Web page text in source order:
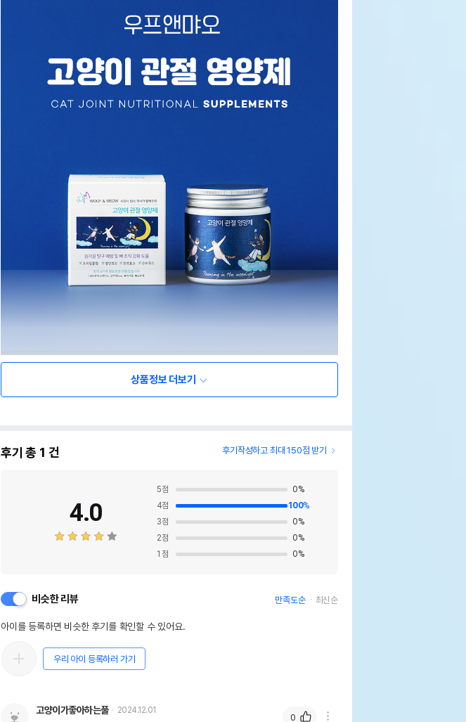
상품정보 더보기
후기 총 1 건 후기작성하고 최대 150점 받기
4.0
5점 0%
4점 100%
3점 0%
2점 0%
1 점 0%
비슷한 리뷰 만족도순 최신순
아이를 등록하면 비슷한 후기를 확인할 수 있어요.
우리 아이 등록하러 가기
고양이가좋아하는풀 2024.12.01
0